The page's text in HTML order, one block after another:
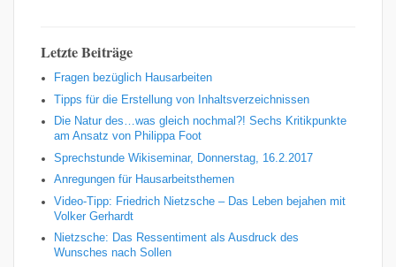
Letzte Beiträge
Fragen bezüglich Hausarbeiten
Tipps für die Erstellung von Inhaltsverzeichnissen
Die Natur des…was gleich nochmal?! Sechs Kritikpunkte
am Ansatz von Philippa Foot
Sprechstunde Wikiseminar, Donnerstag, 16.2.2017
Anregungen für Hausarbeitsthemen
Video-Tipp: Friedrich Nietzsche – Das Leben bejahen mit
Volker Gerhardt
Nietzsche: Das Ressentiment als Ausdruck des
Wunsches nach Sollen